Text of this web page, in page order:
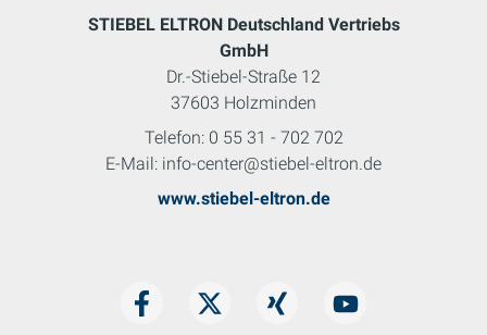
STIEBEL ELTRON Deutschland Vertriebs
GmbH
Dr.-Stiebel-Straße 12
37603 Holzminden
Telefon: 0 55 31 - 702 702
E-Mail: info-center@stiebel-eltron.de
www.stiebel-eltron.de